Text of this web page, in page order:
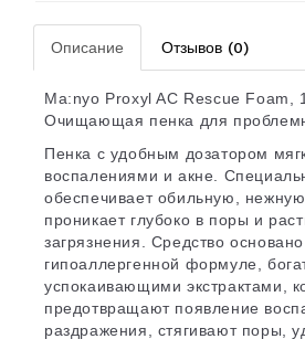
Описание Отзывов (0)
Ma:nyo Proxyl AC Rescue Foam,
Очищающая пенка для
Пенка с удобным дозатором
воспалениями и акне.
обеспечивает обильную, нежную
проникает глубоко в поры и
загрязнения. Средство
гипоаллергенной формуле,
успокаивающими экстрактами,
предотвращают появление
раздражения, стягивают поры,